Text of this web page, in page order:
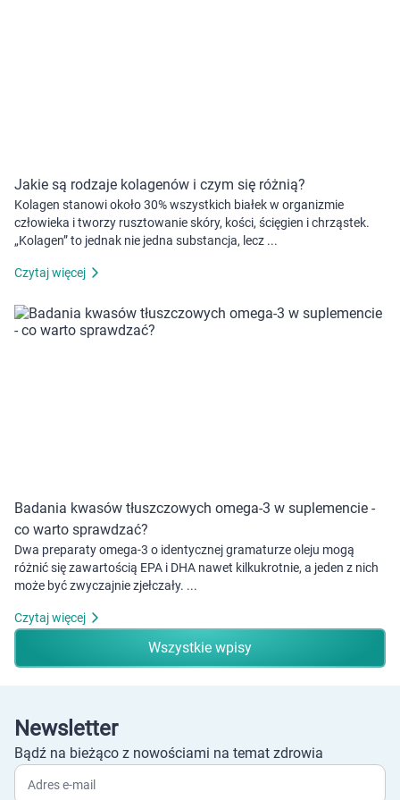
Jakie są rodzaje kolagenów i czym się różnią?
Kolagen stanowi około 30% wszystkich białek w organizmie
człowieka i tworzy rusztowanie skóry, kości, ścięgien i chrząstek.
„Kolagen” to jednak nie jedna substancja, lecz ...
Czytaj więcej
Badania kwasów tłuszczowych omega-3 w suplemencie -
co warto sprawdzać?
Dwa preparaty omega-3 o identycznej gramaturze oleju mogą
różnić się zawartością EPA i DHA nawet kilkukrotnie, a jeden z nich
może być zwyczajnie zjełczały. ...
Czytaj więcej
Wszystkie wpisy
Newsletter
Bądź na bieżąco z nowościami na temat zdrowia
Adres e-mail